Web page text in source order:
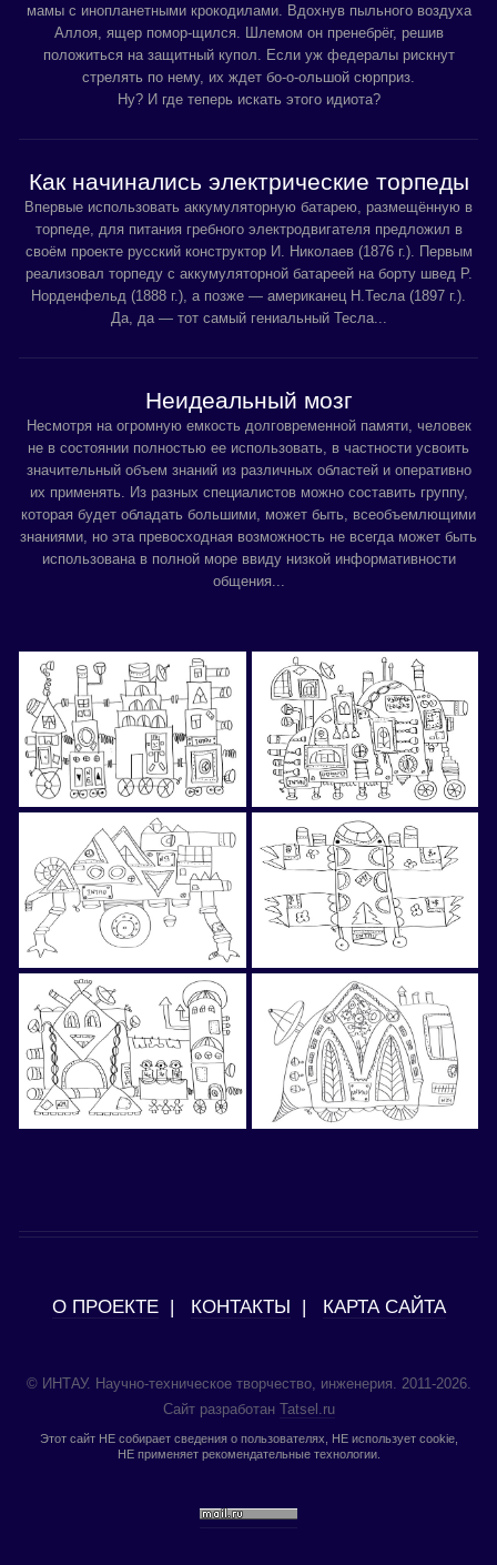
мамы с инопланетными крокодилами. Вдохнув пыльного воздуха
Аллоя, ящер помор-щился. Шлемом он пренебрёг, решив
положиться на защитный купол. Если уж федералы рискнут
стрелять по нему, их ждет бо-о-ольшой сюрприз.
Ну? И где теперь искать этого идиота?
Как начинались электрические торпеды
Впервые использовать аккумуляторную батарею, размещённую в
торпеде, для питания гребного электродвигателя предложил в
своём проекте русский конструктор И. Николаев (1876 г.). Первым
реализовал торпеду с аккумуляторной батареей на борту швед P.
Норденфельд (1888 г.), а позже — американец Н.Тесла (1897 г.).
Да, да — тот самый гениальный Тесла...
Неидеальный мозг
Несмотря на огромную емкость долговременной памяти, человек
не в состоянии полностью ее использовать, в частности усвоить
значительный объем знаний из различных областей и оперативно
их применять. Из разных специалистов можно составить группу,
которая будет обладать большими, может быть, всеобъемлющими
знаниями, но эта превосходная возможность не всегда может быть
использована в полной море ввиду низкой информативности
общения...
О ПРОЕКТЕ| КОНТАКТЫ | КАРТА САЙТА
© ИНТАУ. Научно-техническое творчество, инженерия. 2011-2026.
Сайт разработан Tatsel.ru
Этот сайт НЕ собирает сведения о пользователях, НЕ использует cookie,
НЕ применяет рекомендательные технологии.